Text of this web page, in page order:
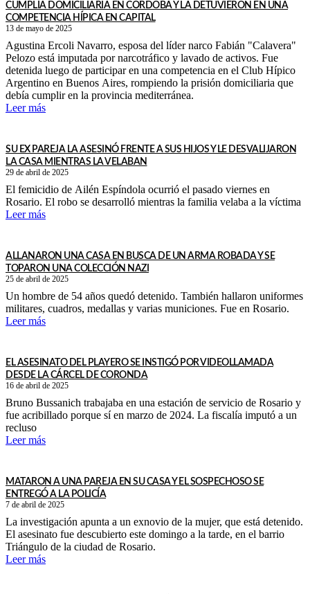
CUMPLÍA DOMICILIARIA EN CÓRDOBA Y LA DETUVIERON EN UNA
COMPETENCIA HÍPICA EN CAPITAL
13 de mayo de 2025
Agustina Ercoli Navarro, esposa del líder narco Fabián "Calavera"
Pelozo está imputada por narcotráfico y lavado de activos. Fue
detenida luego de participar en una competencia en el Club Hípico
Argentino en Buenos Aires, rompiendo la prisión domiciliaria que
debía cumplir en la provincia mediterránea.
Leer más
SU EX PAREJA LA ASESINÓ FRENTE A SUS HIJOS Y LE DESVALIJARON
LA CASA MIENTRAS LA VELABAN
29 de abril de 2025
El femicidio de Ailén Espíndola ocurrió el pasado viernes en
Rosario. El robo se desarrolló mientras la familia velaba a la víctima
Leer más
ALLANARON UNA CASA EN BUSCA DE UN ARMA ROBADA Y SE
TOPARON UNA COLECCIÓN NAZI
25 de abril de 2025
Un hombre de 54 años quedó detenido. También hallaron uniformes
militares, cuadros, medallas y varias municiones. Fue en Rosario.
Leer más
EL ASESINATO DEL PLAYERO SE INSTIGÓ POR VIDEOLLAMADA
DESDE LA CÁRCEL DE CORONDA
16 de abril de 2025
Bruno Bussanich trabajaba en una estación de servicio de Rosario y
fue acribillado porque sí en marzo de 2024. La fiscalía imputó a un
recluso
Leer más
MATARON A UNA PAREJA EN SU CASA Y EL SOSPECHOSO SE
ENTREGÓ A LA POLICÍA
7 de abril de 2025
La investigación apunta a un exnovio de la mujer, que está detenido.
El asesinato fue descubierto este domingo a la tarde, en el barrio
Triángulo de la ciudad de Rosario.
Leer más